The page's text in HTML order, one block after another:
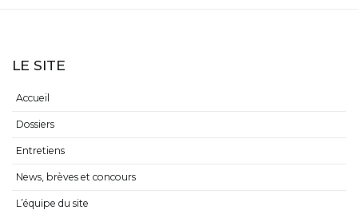
LE SITE
Accueil
Dossiers
Entretiens
News, brèves et concours
L’équipe du site